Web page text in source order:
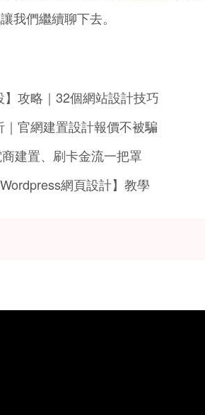
我們繼續聊下去。
攻略｜32個網站設計技巧
官網建置設計報價不被騙
建置、刷卡金流一把罩
網頁設計】教學